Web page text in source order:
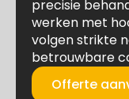
precisie
werken met
volgen strikte
betrouwbare
Offerte